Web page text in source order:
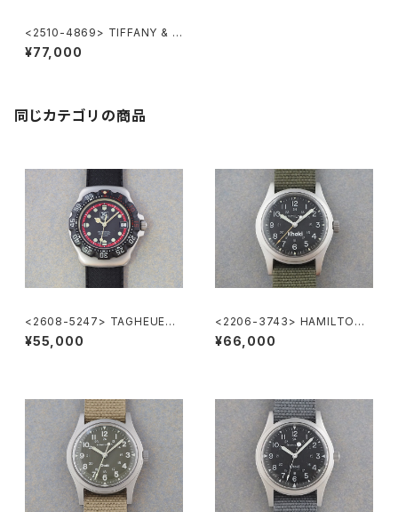
<2510-4869> TIFFANY & C
o. Classic
¥77,000
同じカテゴリの商品
<2608-5247> TAGHEUER
FORMULA1
¥55,000
<2206-3743> HAMILTON
Khaki
¥66,000